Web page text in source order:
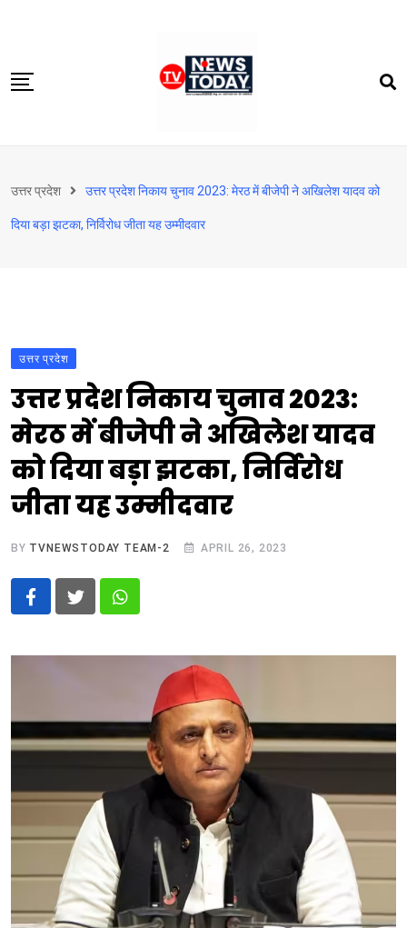
content
दिल्‍ली-एनसीआर
उत्तराखंड
बिजनेस
विदेश
उत्तर प्रदेश उत्तर प्रदेश निकाय चुनाव 2023: मेरठ में बीजेपी ने अखिलेश यादव को
दिया बड़ा झटका, निर्विरोध जीता यह उम्मीदवार
उत्तर प्रदेश
उत्तर प्रदेश निकाय चुनाव 2023:
मेरठ में बीजेपी ने अखिलेश यादव
को दिया बड़ा झटका, निर्विरोध
जीता यह उम्मीदवार
BY TVNEWSTODAY TEAM-2 APRIL 26, 2023
Whatsapp